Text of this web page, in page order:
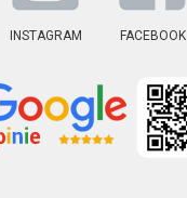
INSTAGRAM FACEBOOK